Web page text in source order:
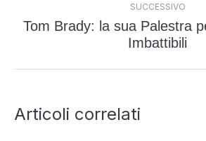
SUCCESSIVO
Tom Brady: la sua Palestra
Imbattibili
Articoli correlati